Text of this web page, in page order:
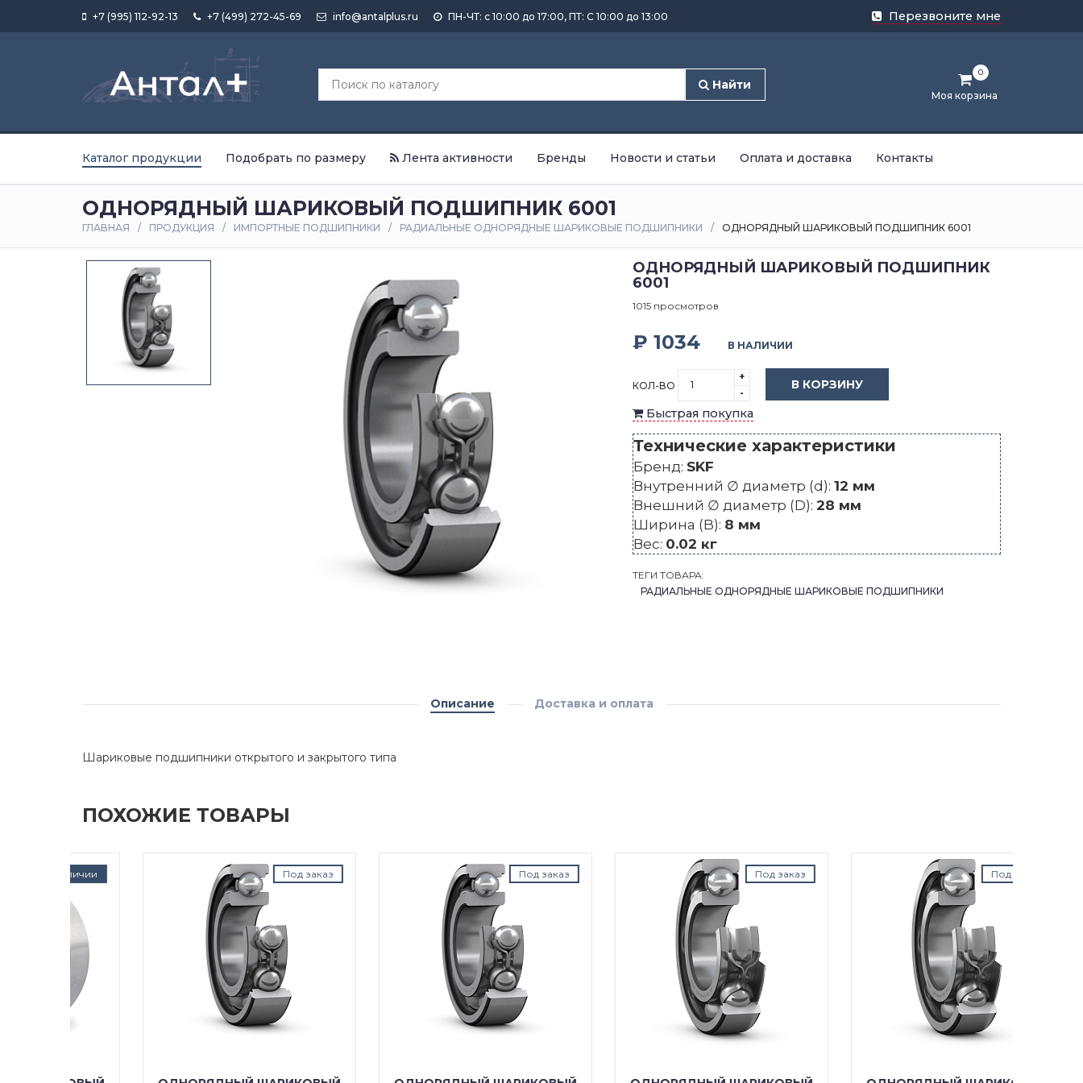
+7 (995) 112-92-13 +7 (499) 272-45-69 info@antalplus.ru ПН-ЧТ: с 10:00 до 17:00, ПТ: С 10:00 до 13:00 Перезвоните мне
Найти
Моя корзина
0
Каталог продукции Подобрать по размеру Лента активности Бренды Новости и статьи Оплата и доставка Контакты
ОДНОРЯДНЫЙ ШАРИКОВЫЙ ПОДШИПНИК 6001
ГЛАВНАЯ ПРОДУКЦИЯ ИМПОРТНЫЕ ПОДШИПНИКИ РАДИАЛЬНЫЕ ОДНОРЯДНЫЕ ШАРИКОВЫЕ ПОДШИПНИКИ ОДНОРЯДНЫЙ ШАРИКОВЫЙ ПОДШИПНИК 6001
ОДНОРЯДНЫЙ ШАРИКОВЫЙ ПОДШИПНИК
6001
1015 просмотров
₽ 1034 В НАЛИЧИИ
КОЛ-ВО
+
-
В КОРЗИНУ
Быстрая покупка
Технические характеристики
Бренд: SKF
Внутренний ∅ диаметр (d): 12 мм
Внешний ∅ диаметр (D): 28 мм
Ширина (B): 8 мм
Вес: 0.02 кг
ТЕГИ ТОВАРА:
РАДИАЛЬНЫЕ ОДНОРЯДНЫЕ ШАРИКОВЫЕ ПОДШИПНИКИ
Описание Доставка и оплата
Шариковые подшипники открытого и закрытого типа
ПОХОЖИЕ ТОВАРЫ
Под заказ Под заказ Под заказ Под заказ